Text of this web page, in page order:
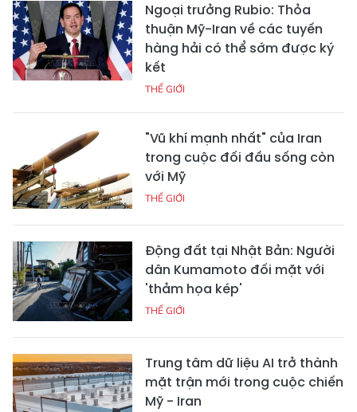
Ngoại trưởng Rubio: Thỏa
thuận Mỹ-Iran về các tuyến
hàng hải có thể sớm được ký
kết
THẾ GIỚI
"Vũ khí mạnh nhất" của Iran
trong cuộc đối đầu sống còn
với Mỹ
THẾ GIỚI
Động đất tại Nhật Bản: Người
dân Kumamoto đối mặt với
'thảm họa kép'
THẾ GIỚI
Trung tâm dữ liệu AI trở thành
mặt trận mới trong cuộc chiến
Mỹ - Iran